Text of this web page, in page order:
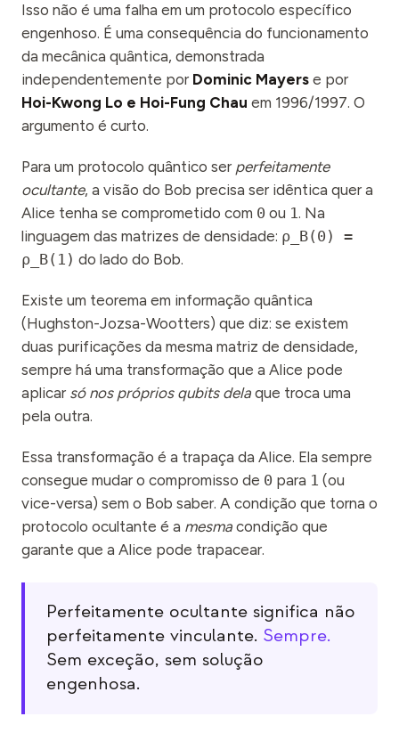
Isso não é uma falha em um protocolo específico
engenhoso. É uma consequência do funcionamento
da mecânica quântica, demonstrada
independentemente por Dominic Mayers e por
Hoi-Kwong Lo e Hoi-Fung Chau em 1996/1997. O
argumento é curto.
Para um protocolo quântico ser perfeitamente
ocultante, a visão do Bob precisa ser idêntica quer a
Alice tenha se comprometido com 0 ou 1. Na
linguagem das matrizes de densidade: ρ_B(0) =
ρ_B(1) do lado do Bob.
Existe um teorema em informação quântica
(Hughston-Jozsa-Wootters) que diz: se existem
duas purificações da mesma matriz de densidade,
sempre há uma transformação que a Alice pode
aplicar só nos próprios qubits dela que troca uma
pela outra.
Essa transformação é a trapaça da Alice. Ela sempre
consegue mudar o compromisso de 0 para 1 (ou
vice-versa) sem o Bob saber. A condição que torna o
protocolo ocultante é a mesma condição que
garante que a Alice pode trapacear.
Perfeitamente ocultante significa não
perfeitamente vinculante. Sempre.
Sem exceção, sem solução
engenhosa.